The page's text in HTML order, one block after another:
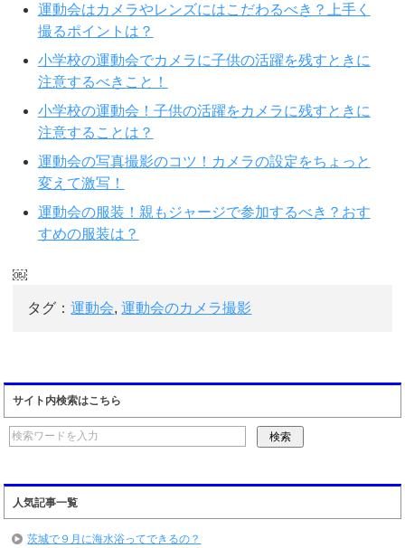
運動会はカメラやレンズにはこだわるべき？上手く
撮るポイントは？
小学校の運動会でカメラに子供の活躍を残すときに
注意するべきこと！
小学校の運動会！子供の活躍をカメラに残すときに
注意することは？
運動会の写真撮影のコツ！カメラの設定をちょっと
変えて激写！
運動会の服装！親もジャージで参加するべき？おす
すめの服装は？
￼
タグ：運動会,運動会のカメラ撮影
サイト内検索はこちら
人気記事一覧
茨城で９月に海水浴ってできるの？